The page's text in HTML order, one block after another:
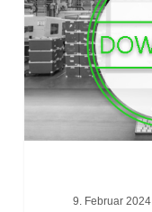
Guide:
Flex
Importer
9. Februar 2024